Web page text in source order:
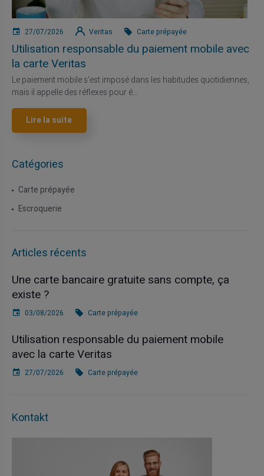
27/07/2026 Veritas Carte prépayée
Utilisation responsable du paiement mobile avec
la carte Veritas
Le paiement mobile s'est imposé dans les habitudes quotidiennes,
mais il appelle des réflexes pour é...
Lire la suite
Catégories
Carte prépayée
Escroquerie
Articles récents
Une carte bancaire gratuite sans compte, ça
existe ?
03/08/2026 Carte prépayée
Utilisation responsable du paiement mobile
avec la carte Veritas
27/07/2026 Carte prépayée
Kontakt